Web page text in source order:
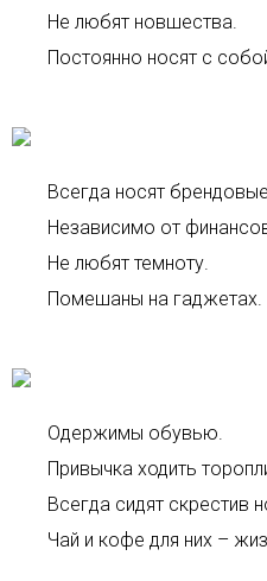
Не любят новшества.
Постоянно носят с
Всегда носят
Независимо от
Не любят темноту.
Помешаны на гаджетах.
Одержимы обувью.
Привычка ходить
Всегда сидят скрестив
Чай и кофе для них –